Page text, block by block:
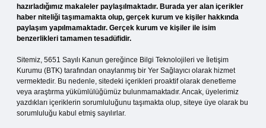
hazırladığımız makaleler paylaşılmaktadır. Burada yer alan içerikler
haber niteliği taşımamakta olup, gerçek kurum ve kişiler hakkında
paylaşım yapılmamaktadır. Gerçek kurum ve kişiler ile isim
benzerlikleri tamamen tesadüfidir.
Sitemiz, 5651 Sayılı Kanun gereğince Bilgi Teknolojileri ve İletişim
Kurumu (BTK) tarafından onaylanmış bir Yer Sağlayıcı olarak hizmet
vermektedir. Bu nedenle, sitedeki içerikleri proaktif olarak denetleme
veya araştırma yükümlülüğümüz bulunmamaktadır. Ancak, üyelerimiz
yazdıkları içeriklerin sorumluluğunu taşımakta olup, siteye üye olarak bu
sorumluluğu kabul etmiş sayılırlar.